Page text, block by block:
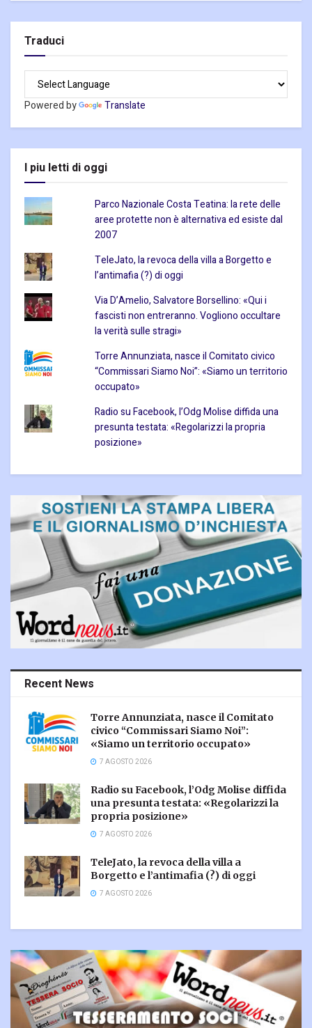
Traduci
Powered by Translate
I piu letti di oggi
Parco Nazionale Costa Teatina: la rete delle
aree protette non è alternativa ed esiste dal
2007
TeleJato, la revoca della villa a Borgetto e
l’antimafia (?) di oggi
Via D’Amelio, Salvatore Borsellino: «Qui i
fascisti non entreranno. Vogliono occultare
la verità sulle stragi»
Torre Annunziata, nasce il Comitato civico
“Commissari Siamo Noi”: «Siamo un territorio
occupato»
Radio su Facebook, l’Odg Molise diffida una
presunta testata: «Regolarizzi la propria
posizione»
Recent News
Torre Annunziata, nasce il Comitato
civico “Commissari Siamo Noi”:
«Siamo un territorio occupato»
7 AGOSTO 2026
Radio su Facebook, l’Odg Molise diffida
una presunta testata: «Regolarizzi la
propria posizione»
7 AGOSTO 2026
TeleJato, la revoca della villa a
Borgetto e l’antimafia (?) di oggi
7 AGOSTO 2026